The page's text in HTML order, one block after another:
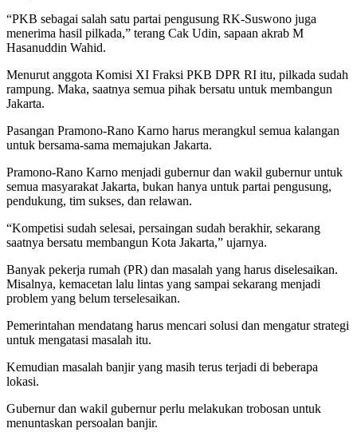
“PKB sebagai salah satu partai pengusung RK-Suswono juga
menerima hasil pilkada,” terang Cak Udin, sapaan akrab M
Hasanuddin Wahid.
Menurut anggota Komisi XI Fraksi PKB DPR RI itu, pilkada sudah
rampung. Maka, saatnya semua pihak bersatu untuk membangun
Jakarta.
Pasangan Pramono-Rano Karno harus merangkul semua kalangan
untuk bersama-sama memajukan Jakarta.
Pramono-Rano Karno menjadi gubernur dan wakil gubernur untuk
semua masyarakat Jakarta, bukan hanya untuk partai pengusung,
pendukung, tim sukses, dan relawan.
“Kompetisi sudah selesai, persaingan sudah berakhir, sekarang
saatnya bersatu membangun Kota Jakarta,” ujarnya.
Banyak pekerja rumah (PR) dan masalah yang harus diselesaikan.
Misalnya, kemacetan lalu lintas yang sampai sekarang menjadi
problem yang belum terselesaikan.
Pemerintahan mendatang harus mencari solusi dan mengatur strategi
untuk mengatasi masalah itu.
Kemudian masalah banjir yang masih terus terjadi di beberapa
lokasi.
Gubernur dan wakil gubernur perlu melakukan trobosan untuk
menuntaskan persoalan banjir.